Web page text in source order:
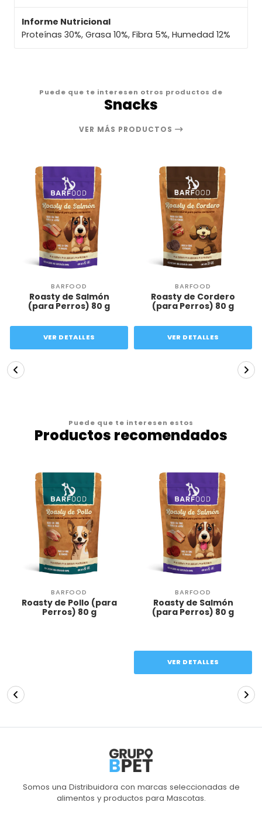
Informe Nutricional
Proteínas 30%, Grasa 10%, Fibra 5%, Humedad 12%
Puede que te interesen otros productos de
Snacks
VER MÁS PRODUCTOS
BARFOOD
Roasty de Salmón
(para Perros) 80 g
VER DETALLES
BARFOOD
Roasty de Cordero
(para Perros) 80 g
VER DETALLES
Puede que te interesen estos
Productos recomendados
BARFOOD
Roasty de Pollo (para
Perros) 80 g
BARFOOD
Roasty de Salmón
(para Perros) 80 g
VER DETALLES
Somos una Distribuidora con marcas seleccionadas de
alimentos y productos para Mascotas.